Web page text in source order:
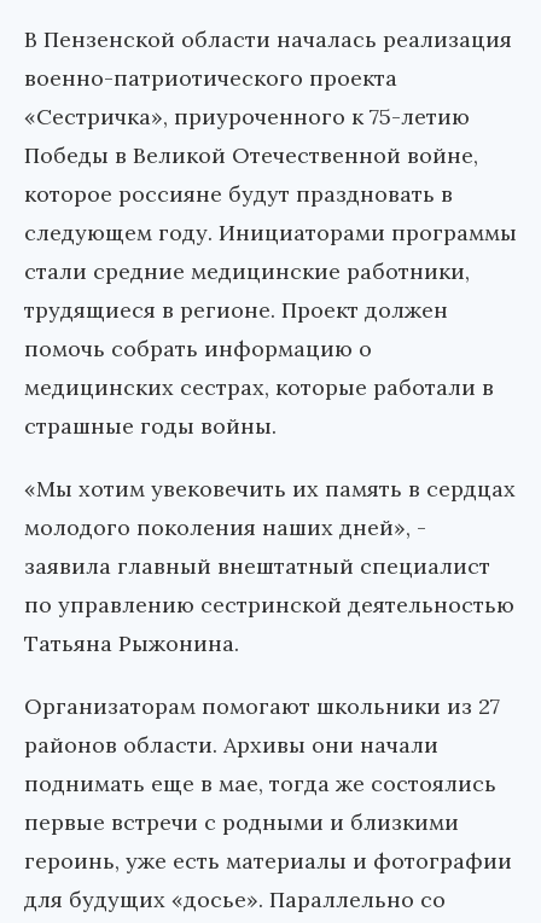
В Пензенской области началась реализация
военно-патриотического проекта
«Сестричка», приуроченного к 75-летию
Победы в Великой Отечественной войне,
которое россияне будут праздновать в
следующем году. Инициаторами программы
стали средние медицинские работники,
трудящиеся в регионе. Проект должен
помочь собрать информацию о
медицинских сестрах, которые работали в
страшные годы войны.
«Мы хотим увековечить их память в сердцах
молодого поколения наших дней», -
заявила главный внештатный специалист
по управлению сестринской деятельностью
Татьяна Рыжонина.
Организаторам помогают школьники из 27
районов области. Архивы они начали
поднимать еще в мае, тогда же состоялись
первые встречи с родными и близкими
героинь, уже есть материалы и фотографии
для будущих «досье». Параллельно со